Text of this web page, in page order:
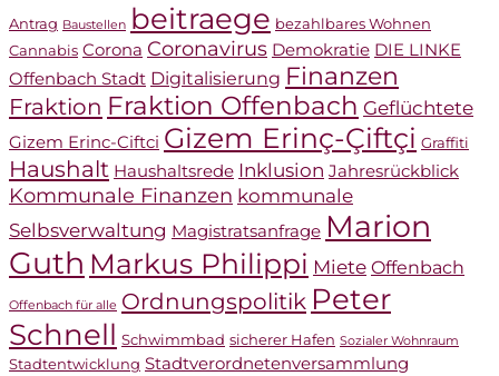
Antrag Baustellen beitraege bezahlbares Wohnen
Cannabis Corona Coronavirus Demokratie DIE LINKE
Offenbach Stadt Digitalisierung Finanzen
Fraktion Fraktion Offenbach Geflüchtete
Gizem Erinc-Ciftci Gizem Erinç-Çiftçi Graffiti
Haushalt Haushaltsrede Inklusion Jahresrückblick
Kommunale Finanzen kommunale
Selbsverwaltung Magistratsanfrage Marion
Guth Markus Philippi Miete Offenbach
Offenbach für alle Ordnungspolitik Peter
Schnell Schwimmbad sicherer Hafen Sozialer Wohnraum
Stadtentwicklung Stadtverordnetenversammlung